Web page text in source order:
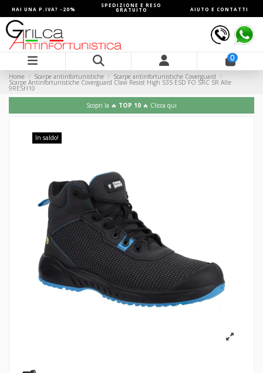
HAI UNA P.IVA? -20%
SPEDIZIONE E RESO
GRATUITO AIUTO E CONTATTI
0
Home Scarpe antinfortunistiche Scarpe antinfortunistiche Coverguard
Scarpe Antinfortunistiche Coverguard Claw Resist High S3S ESD FO SRC SR Alte
9RESH10
Scopri la 🔥 TOP 10 🔥 Clicca qui
In saldo!